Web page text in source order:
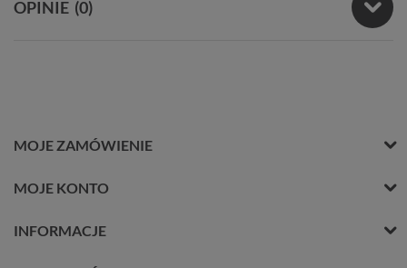
OPINIE (0)
MOJE ZAMÓWIENIE
MOJE KONTO
INFORMACJE